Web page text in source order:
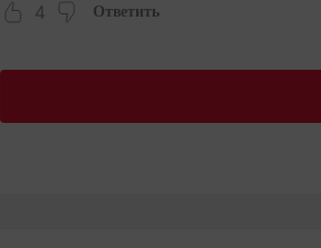
4
Ответить